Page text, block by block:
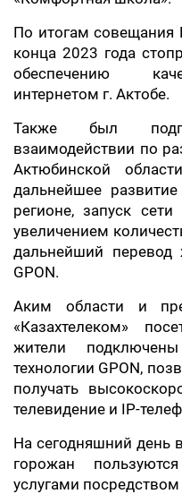
По итогам совещания
конца 2023 года
обеспечению
интернетом г. Актобе.
Также был
взаимодействии по
Актюбинской
дальнейшее
регионе, запуск
увеличением
дальнейший перевод
GPON.
Аким области и
«Казахтелеком»
жители
технологии GPON,
получать
телевидение и IP-
На сегодняшний день
горожан
услугами